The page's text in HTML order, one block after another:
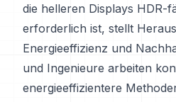
die helleren Displays HDR-
erforderlich ist, stellt
Energieeffizienz und
und Ingenieure arbeiten
energieeffizientere